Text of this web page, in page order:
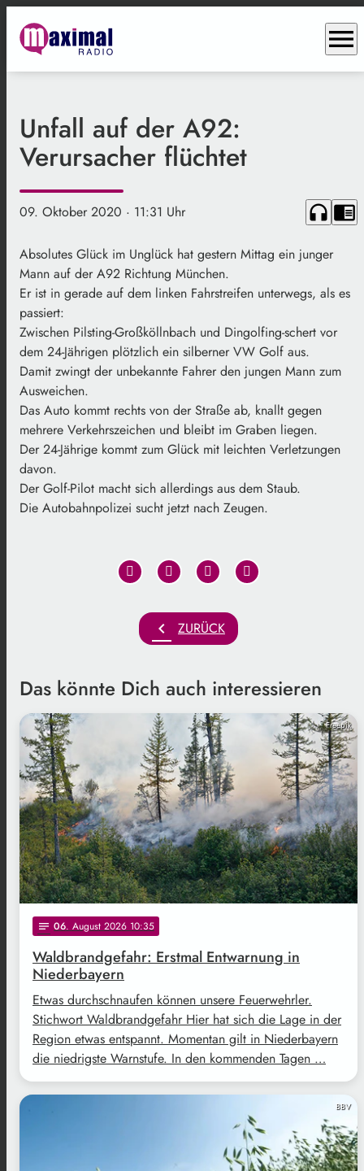
menu
Unfall auf der A92:
Verursacher flüchtet
09. Oktober 2020 · 11:31 Uhr headphones chrome_reader_mode
Absolutes Glück im Unglück hat gestern Mittag ein junger
Mann auf der A92 Richtung München.
Er ist in gerade auf dem linken Fahrstreifen unterwegs, als es
passiert:
Zwischen Pilsting-Großköllnbach und Dingolfing-schert vor
dem 24-Jährigen plötzlich ein silberner VW Golf aus.
Damit zwingt der unbekannte Fahrer den jungen Mann zum
Ausweichen.
Das Auto kommt rechts von der Straße ab, knallt gegen
mehrere Verkehrszeichen und bleibt im Graben liegen.
Der 24-Jährige kommt zum Glück mit leichten Verletzungen
davon.
Der Golf-Pilot macht sich allerdings aus dem Staub.
Die Autobahnpolizei sucht jetzt nach Zeugen.
chevron_left ZURÜCK
Das könnte Dich auch interessieren
Freepik
notes 06. August 2026 10:35
Waldbrandgefahr: Erstmal Entwarnung in
Niederbayern
Etwas durchschnaufen können unsere Feuerwehrler.
Stichwort Waldbrandgefahr Hier hat sich die Lage in der
Region etwas entspannt. Momentan gilt in Niederbayern
die niedrigste Warnstufe. In den kommenden Tagen …
BBV